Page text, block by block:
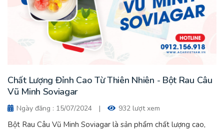
Chất Lượng Đỉnh Cao Từ Thiên Nhiên - Bột Rau Câu
Vũ Minh Soviagar
Ngày đăng : 15/07/2024 | 932 lượt xem
Bột Rau Câu Vũ Minh Soviagar là sản phẩm chất lượng cao,